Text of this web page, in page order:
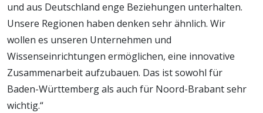
und aus Deutschland enge Beziehungen unterhalten.
Unsere Regionen haben denken sehr ähnlich. Wir
wollen es unseren Unternehmen und
Wissenseinrichtungen ermöglichen, eine innovative
Zusammenarbeit aufzubauen. Das ist sowohl für
Baden-Württemberg als auch für Noord-Brabant sehr
wichtig.“